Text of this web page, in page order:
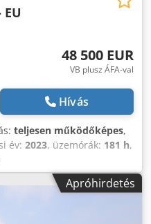
48 500 EUR
VB plusz ÁFA-val
Hívás
teljesen működőképes,
év: 2023, üzemórák: 181 h,
1 230 mm,
típusa: Nincs
nagyon jó Első
Apróhirdetés